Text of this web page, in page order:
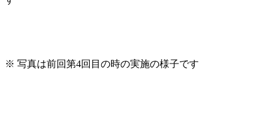
※ 写真は前回第4回目の時の実施の様子です